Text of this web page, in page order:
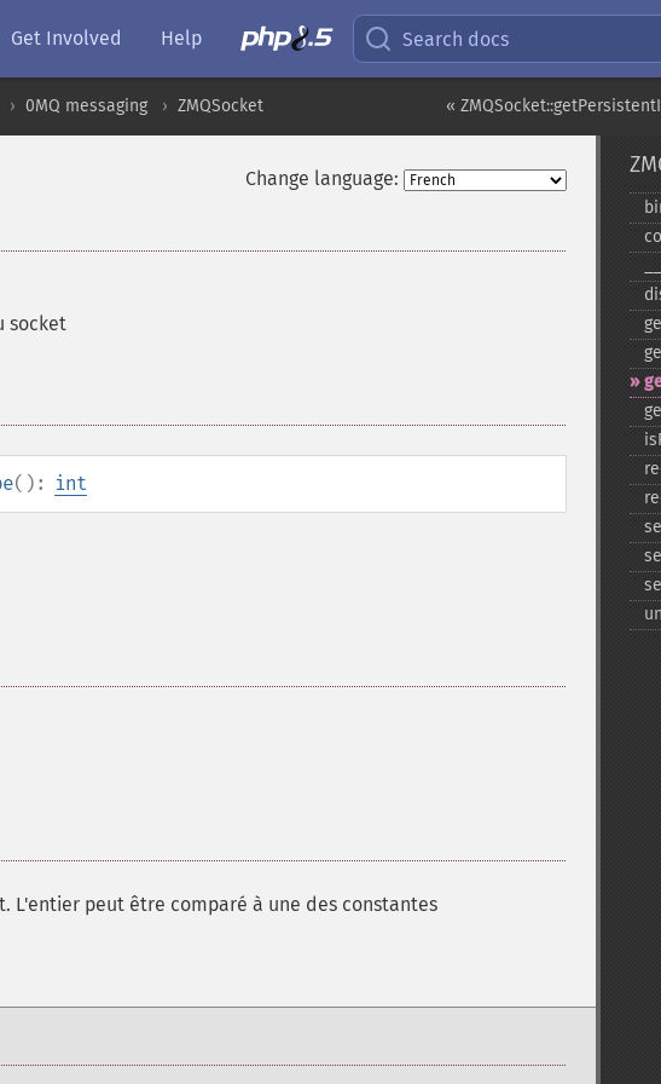
Get Involved Help Search docs
«
0MQ messaging ZMQSocket
Change language:
socket
(): int
L'entier peut être comparé à une des constantes